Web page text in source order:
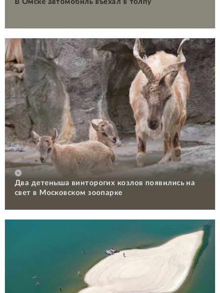
В Омске автомобиль въехал в толпу
Два детеныша винторогих козлов появились на
свет в Московском зоопарке